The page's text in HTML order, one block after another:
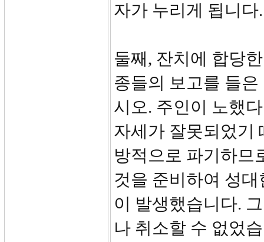
자가 누리게 됩니다.
둘째, 잔치에 합당
종들의 보고를 들
시오. 주인이 노했
자세가 잘못되었기
방적으로 파기하므
것을 준비하여 성
이 발생했습니다.
나 취소할 수 없었